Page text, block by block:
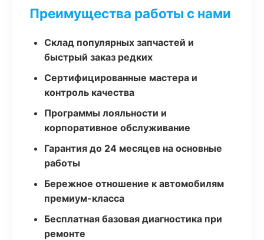
Преимущества работы с нами
Склад популярных запчастей и
быстрый заказ редких
Сертифицированные мастера и
контроль качества
Программы лояльности и
корпоративное обслуживание
Гарантия до 24 месяцев на основные
работы
Бережное отношение к автомобилям
премиум-класса
Бесплатная базовая диагностика при
ремонте